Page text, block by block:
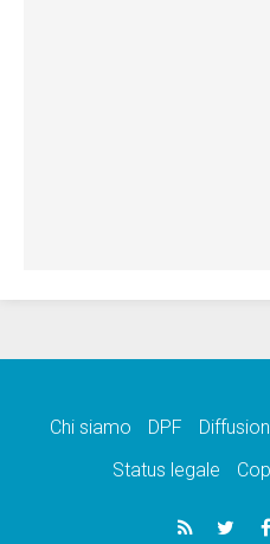
Chi siamo DPF
Status legale